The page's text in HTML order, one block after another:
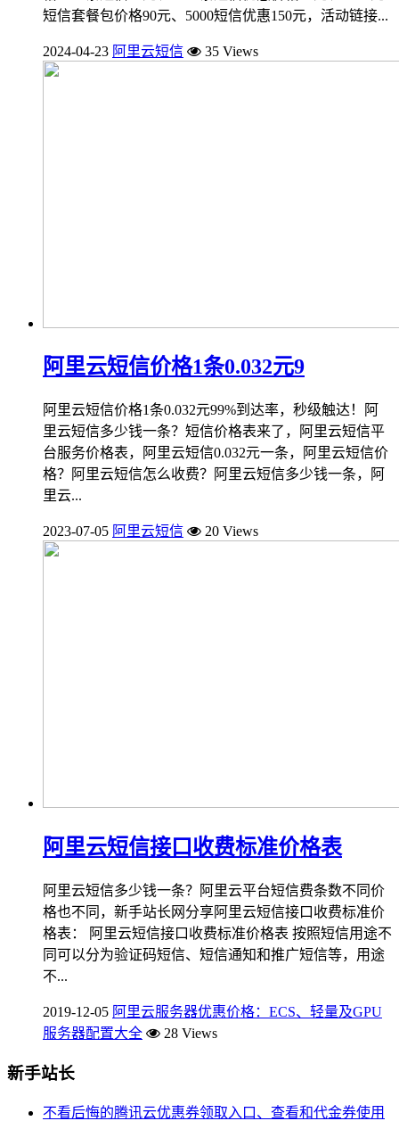
短信套餐包价格90元、5000短信优惠150元，活动链接...
2024-04-23 阿里云短信 35 Views
阿里云短信价格1条0.032元9
阿里云短信价格1条0.032元99%到达率，秒级触达！阿
里云短信多少钱一条？短信价格表来了，阿里云短信平
台服务价格表，阿里云短信0.032元一条，阿里云短信价
格？阿里云短信怎么收费？阿里云短信多少钱一条，阿
里云...
2023-07-05 阿里云短信 20 Views
阿里云短信接口收费标准价格表
阿里云短信多少钱一条？阿里云平台短信费条数不同价
格也不同，新手站长网分享阿里云短信接口收费标准价
格表： 阿里云短信接口收费标准价格表 按照短信用途不
同可以分为验证码短信、短信通知和推广短信等，用途
不...
2019-12-05 阿里云服务器优惠价格：ECS、轻量及GPU
服务器配置大全
28 Views
新手站长
不看后悔的腾讯云优惠券领取入口、查看和代金券使用